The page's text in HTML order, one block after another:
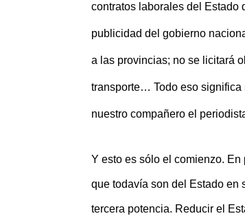
contratos laborales del Estado
publicidad del gobierno
a las provincias; no se licitará
transporte… Todo eso significa
nuestro compañero el
Y esto es sólo el comienzo.
que todavía son del Estado en
tercera potencia. Reducir el